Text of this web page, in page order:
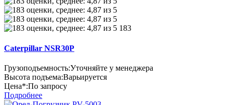
183
Caterpillar NSR30P
Грузоподъемность:Уточняйте у менеджера
Высота подъема:Варьируется
Цена*:По запросу
Подробнее